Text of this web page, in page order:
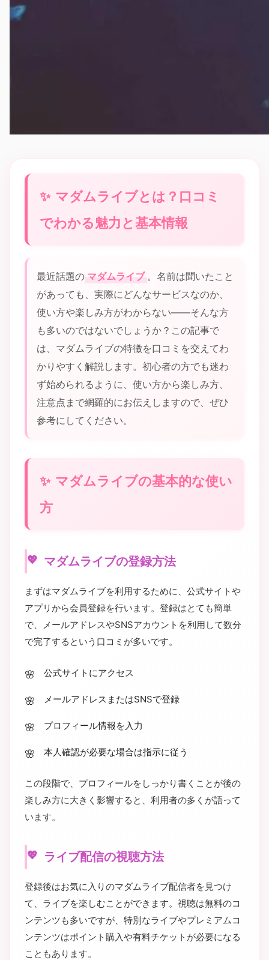
マダムライブとは？口コミ
でわかる魅力と基本情報
最近話題の マダムライブ 。名前は聞いたこと
があっても、実際にどんなサービスなのか、
使い方や楽しみ方がわからない――そんな方
も多いのではないでしょうか？この記事で
は、マダムライブの特徴を口コミを交えてわ
かりやすく解説します。初心者の方でも迷わ
ず始められるように、使い方から楽しみ方、
注意点まで網羅的にお伝えしますので、ぜひ
参考にしてください。
マダムライブの基本的な使い
方
マダムライブの登録方法
まずはマダムライブを利用するために、公式サイトや
アプリから会員登録を行います。登録はとても簡単
で、メールアドレスやSNSアカウントを利用して数分
で完了するという口コミが多いです。
公式サイトにアクセス
メールアドレスまたはSNSで登録
プロフィール情報を入力
本人確認が必要な場合は指示に従う
この段階で、プロフィールをしっかり書くことが後の
楽しみ方に大きく影響すると、利用者の多くが語って
います。
ライブ配信の視聴方法
登録後はお気に入りのマダムライブ配信者を見つけ
て、ライブを楽しむことができます。視聴は無料のコ
ンテンツも多いですが、特別なライブやプレミアムコ
ンテンツはポイント購入や有料チケットが必要になる
こともあります。